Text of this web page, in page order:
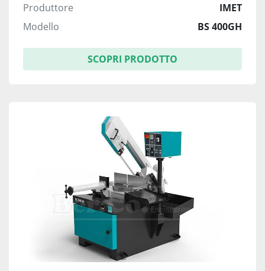
Produttore
IMET
Modello
BS 400GH
SCOPRI PRODOTTO